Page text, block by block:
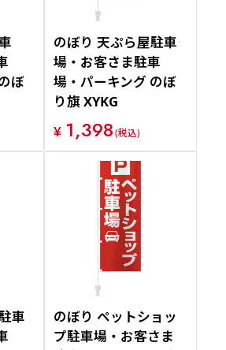
ぼ
のぼり 天ぷら屋駐車
場・お客さま駐車
場・パーキング のぼ
り旗 XYKG
¥ 1,398(税込)
車
のぼり ペットショッ
プ駐車場・お客さま